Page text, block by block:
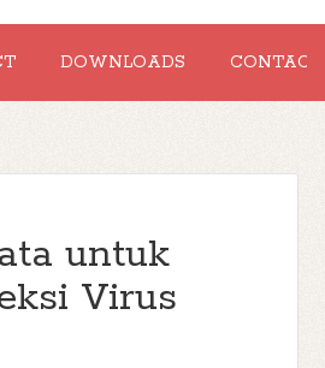
DOWNLOADS CONTACT
untuk
Virus